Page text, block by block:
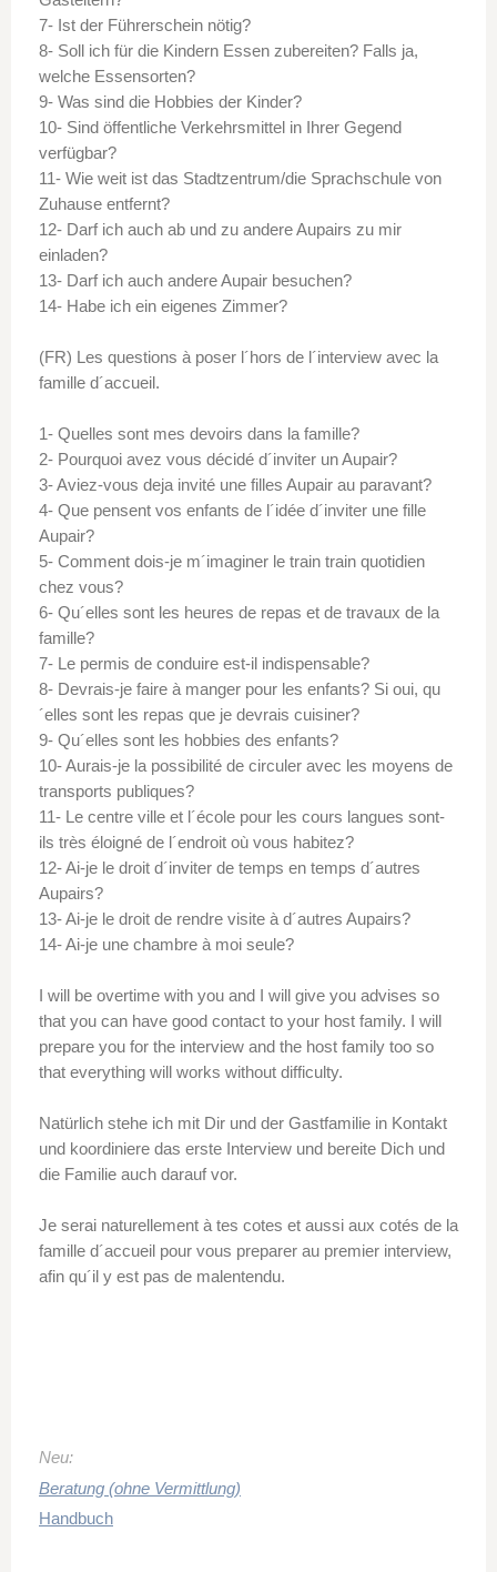
7- Ist der Führerschein nötig?
8- Soll ich für die Kindern Essen zubereiten? Falls ja,
welche Essensorten?
9- Was sind die Hobbies der Kinder?
10- Sind öffentliche Verkehrsmittel in Ihrer Gegend
verfügbar?
11- Wie weit ist das Stadtzentrum/die Sprachschule von
Zuhause entfernt?
12- Darf ich auch ab und zu andere Aupairs zu mir
einladen?
13- Darf ich auch andere Aupair besuchen?
14- Habe ich ein eigenes Zimmer?
(FR) Les questions à poser l´hors de l´interview avec la
famille d´accueil.
1- Quelles sont mes devoirs dans la famille?
2- Pourquoi avez vous décidé d´inviter un Aupair?
3- Aviez-vous deja invité une filles Aupair au paravant?
4- Que pensent vos enfants de l´idée d´inviter une fille
Aupair?
5- Comment dois-je m´imaginer le train train quotidien
chez vous?
6- Qu´elles sont les heures de repas et de travaux de la
famille?
7- Le permis de conduire est-il indispensable?
8- Devrais-je faire à manger pour les enfants? Si oui, qu
´elles sont les repas que je devrais cuisiner?
9- Qu´elles sont les hobbies des enfants?
10- Aurais-je la possibilité de circuler avec les moyens de
transports publiques?
11- Le centre ville et l´école pour les cours langues sont-
ils très éloigné de l´endroit où vous habitez?
12- Ai-je le droit d´inviter de temps en temps d´autres
Aupairs?
13- Ai-je le droit de rendre visite à d´autres Aupairs?
14- Ai-je une chambre à moi seule?
I will be overtime with you and I will give you advises so
that you can have good contact to your host family. I will
prepare you for the interview and the host family too so
that everything will works without difficulty.
Natürlich stehe ich mit Dir und der Gastfamilie in Kontakt
und koordiniere das erste Interview und bereite Dich und
die Familie auch darauf vor.
Je serai naturellement à tes cotes et aussi aux cotés de la
famille d´accueil pour vous preparer au premier interview,
afin qu´il y est pas de malentendu.
Neu:
Beratung (ohne Vermittlung)
Handbuch